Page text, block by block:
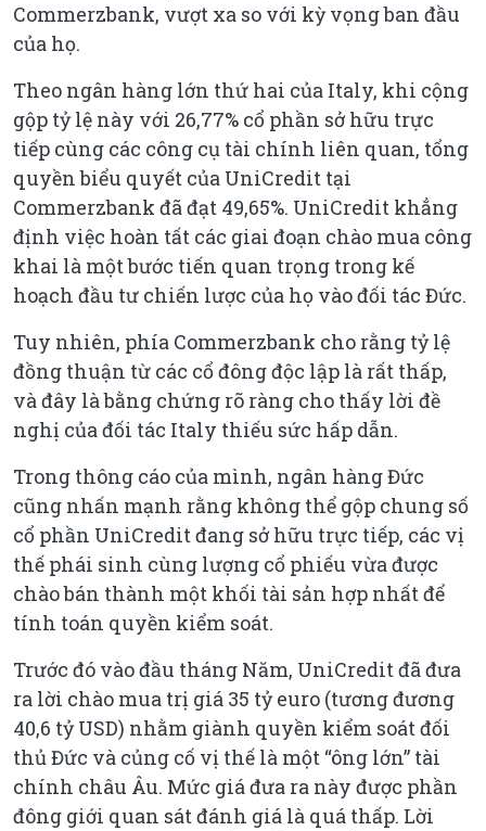
Commerzbank, vượt xa so với kỳ vọng ban đầu
của họ.
Theo ngân hàng lớn thứ hai của Italy, khi cộng
gộp tỷ lệ này với 26,77% cổ phần sở hữu trực
tiếp cùng các công cụ tài chính liên quan, tổng
quyền biểu quyết của UniCredit tại
Commerzbank đã đạt 49,65%. UniCredit khẳng
định việc hoàn tất các giai đoạn chào mua công
khai là một bước tiến quan trọng trong kế
hoạch đầu tư chiến lược của họ vào đối tác Đức.
Tuy nhiên, phía Commerzbank cho rằng tỷ lệ
đồng thuận từ các cổ đông độc lập là rất thấp,
và đây là bằng chứng rõ ràng cho thấy lời đề
nghị của đối tác Italy thiếu sức hấp dẫn.
Trong thông cáo của mình, ngân hàng Đức
cũng nhấn mạnh rằng không thể gộp chung số
cổ phần UniCredit đang sở hữu trực tiếp, các vị
thế phái sinh cùng lượng cổ phiếu vừa được
chào bán thành một khối tài sản hợp nhất để
tính toán quyền kiểm soát.
Trước đó vào đầu tháng Năm, UniCredit đã đưa
ra lời chào mua trị giá 35 tỷ euro (tương đương
40,6 tỷ USD) nhằm giành quyền kiểm soát đối
thủ Đức và củng cố vị thế là một “ông lớn” tài
chính châu Âu. Mức giá đưa ra này được phần
đông giới quan sát đánh giá là quá thấp. Lời